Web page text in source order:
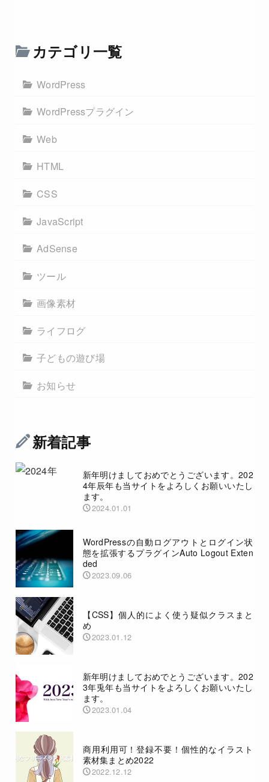
カテゴリ一覧
WordPress
WordPressプラグイン
Web
HTML
CSS
JavaScript
AdSense
ツール
画像素材
ライフログ
子どもの遊び場
お知らせ
新着記事
新年明けましておめでとうございます。202
4年辰年も当サイトをよろしくお願いいたし
ます。
2024.01.01
WordPressの自動ログアウトとログイン状
態を拡張するプラグインAuto Logout Exten
ded
2023.09.06
【CSS】個人的によく使う疑似クラスまと
め
2023.01.12
新年明けましておめでとうございます。202
3年兎年も当サイトをよろしくお願いいたし
ます。
2023.01.04
商用利用可！登録不要！個性的なイラスト
素材集まとめ2022
2022.12.12